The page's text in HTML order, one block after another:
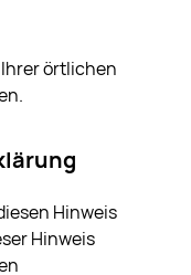
örtlichen
Hinweis
Hinweis